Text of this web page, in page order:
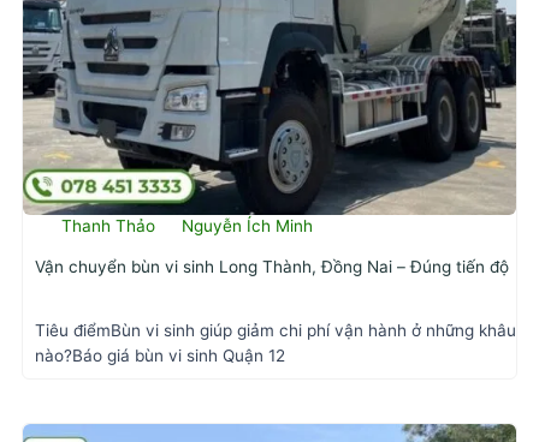
Thanh Thảo Nguyễn Ích Minh
Vận chuyển bùn vi sinh Long Thành, Đồng Nai – Đúng tiến độ
Tiêu điểmBùn vi sinh giúp giảm chi phí vận hành ở những khâu
nào?Báo giá bùn vi sinh Quận 12